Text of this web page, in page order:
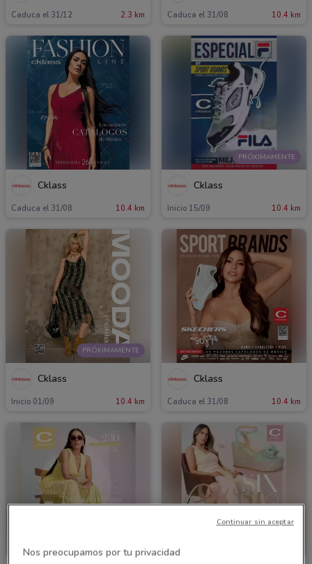
Caduca el 31/12 2.3 km Caduca el 31/08 10.4 km
Cklass
Caduca el 31/08 10.4 km
PRÓXIMAMENTE
Cklass
Inicio 15/09 10.4 km
PRÓXIMAMENTE
Cklass
Inicio 01/09 10.4 km
Cklass
Caduca el 31/08 10.4 km
Nos preocupamos por tu privacidad
Continuar sin aceptar